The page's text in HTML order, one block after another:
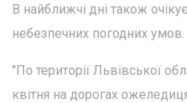
В найближчі дні також
небезпечних погодних умов.
"По території Львівської
квітня на дорогах